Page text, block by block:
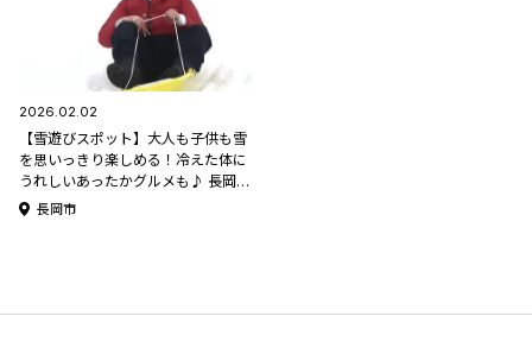
2026.02.02
【雪遊びスポット】大人も子供も雪
を思いっきり楽しめる！冷えた体に
うれしいあったかグルメも♪ 長岡市
「国営越後丘陵公園」
長岡市